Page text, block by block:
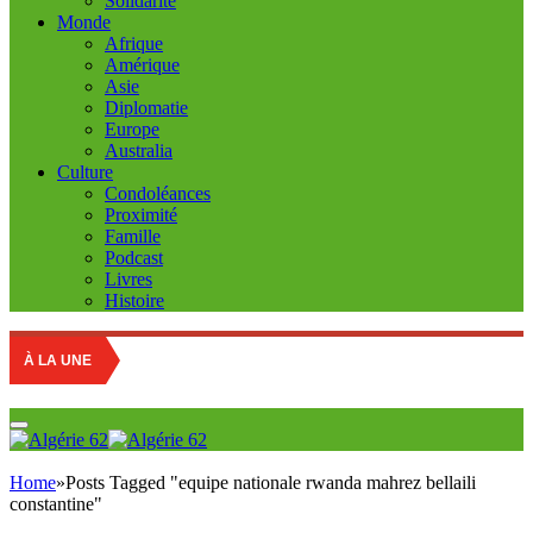
Monde
Afrique
Amérique
Asie
Diplomatie
Europe
Australia
Culture
Condoléances
Proximité
Famille
Podcast
Livres
Histoire
À LA UNE
Home»Posts Tagged "equipe nationale rwanda mahrez bellaili
constantine"